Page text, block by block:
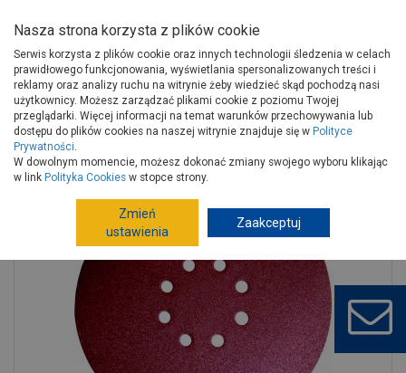
Strona główna Narzędzia
Elektronarzędzia, osprzęt
Akcesoria do elektronarzędzi
Tarcze do szlifierek kątowych
Papier ścierny P120 do szlifierki żyrafa 225 mm 5 szt. RAWLPLUG
Nasza strona korzysta z plików cookie
Serwis korzysta z plików cookie oraz innych technologii śledzenia w celach
prawidłowego funkcjonowania, wyświetlania spersonalizowanych treści i
reklamy oraz analizy ruchu na witrynie żeby wiedzieć skąd pochodzą nasi
użytkownicy. Możesz zarządzać plikami cookie z poziomu Twojej
przeglądarki. Więcej informacji na temat warunków przechowywania lub
dostępu do plików cookies na naszej witrynie znajduje się w Polityce
Prywatności.
W dowolnym momencie, możesz dokonać zmiany swojego wyboru klikając
w link Polityka Cookies w stopce strony.
Zmień
ustawienia
Zaakceptuj